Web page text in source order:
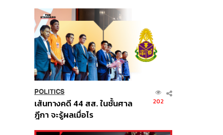
POLITICS
เส้นทางคดี 44 สส. ในชั้นศาล
ฎีกา จะรู้ผลเมื่อไร
202